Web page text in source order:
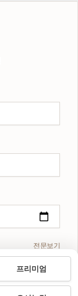
전문보기
프리미엄